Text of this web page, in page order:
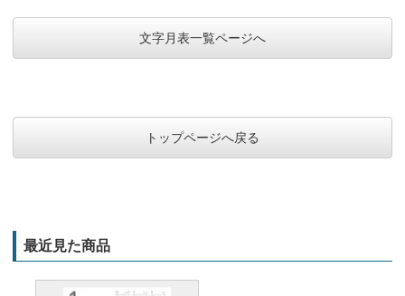
文字月表一覧ページへ
トップページへ戻る
最近見た商品